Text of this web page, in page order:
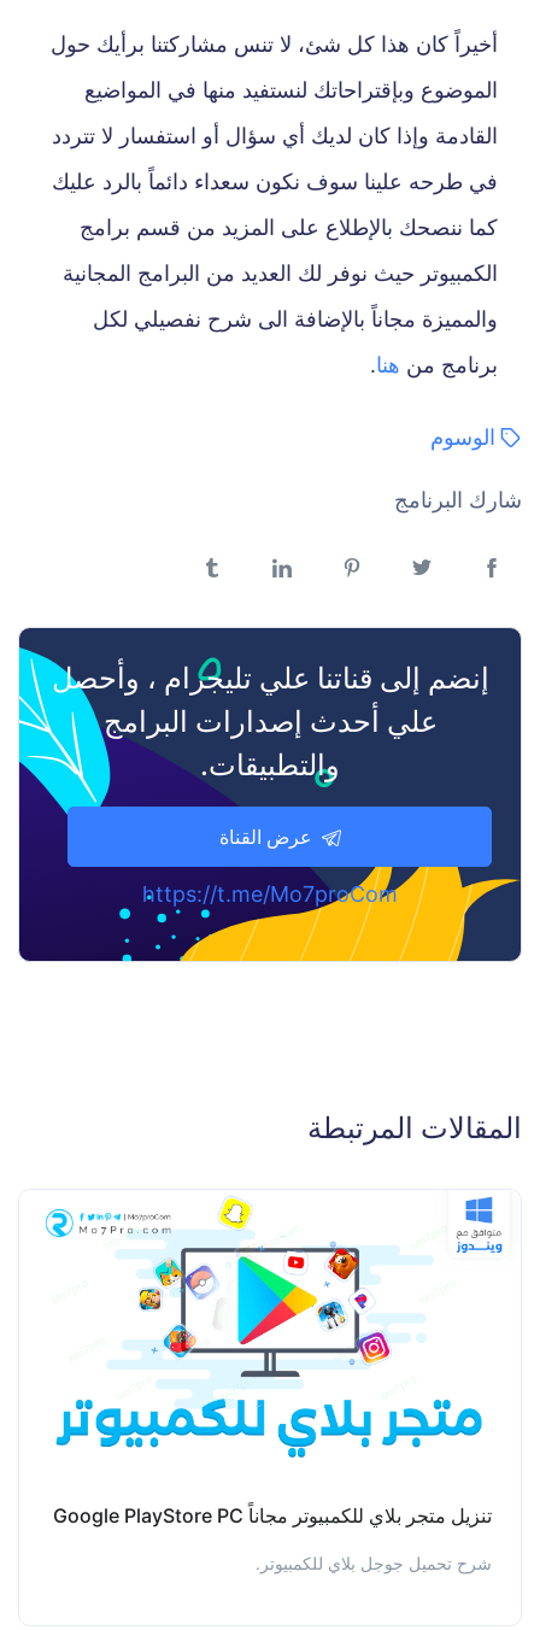
أخيراً كان هذا كل شئ، لا تنس مشاركتنا برأيك حول
الموضوع وبإقتراحاتك لنستفيد منها في المواضيع
القادمة وإذا كان لديك أي سؤال أو استفسار لا تتردد
في طرحه علينا سوف نكون سعداء دائماً بالرد عليك
كما ننصحك بالإطلاع على المزيد من قسم برامج
الكمبيوتر حيث نوفر لك العديد من البرامج المجانية
والمميزة مجاناً بالإضافة الى شرح نفصيلي لكل
برنامج من هنا.
الوسوم
شارك البرنامج
إنضم إلى قناتنا علي تليجرام ، وأحصل
علي أحدث إصدارات البرامج
والتطبيقات.
عرض القناة
https://t.me/Mo7proCom
المقالات المرتبطة
تنزيل متجر بلاي للكمبيوتر مجاناً Google PlayStore PC
شرح تحميل جوجل بلاي للكمبيوتر.